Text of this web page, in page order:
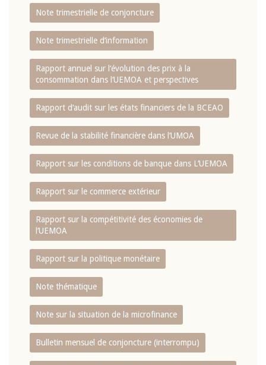
Note trimestrielle de conjoncture
Note trimestrielle d‘information
Rapport annuel sur l‘évolution des prix à la
consommation dans l‘UEMOA et perspectives
Rapport d‘audit sur les états financiers de la BCEAO
Revue de la stabilité financière dans l‘UMOA
Rapport sur les conditions de banque dans L‘UEMOA
Rapport sur le commerce extérieur
Rapport sur la compétitivité des économies de
l‘UEMOA
Rapport sur la politique monétaire
Note thématique
Note sur la situation de la microfinance
Bulletin mensuel de conjoncture (interrompu)